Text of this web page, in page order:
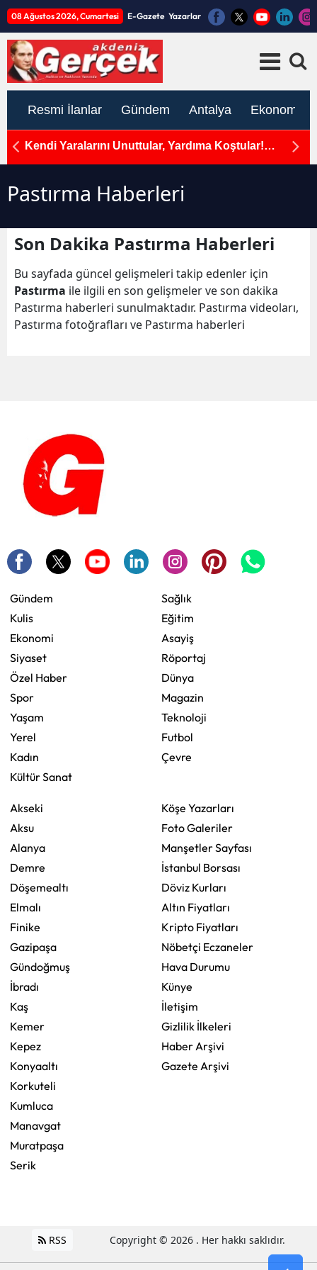
08 Ağustos 2026, Cumartesi E-Gazete Yazarlar
Resmi İlanlar Gündem Antalya Ekonomi
Kendi Yaralarını Unuttular, Yardıma Koştular!
Pastırma Haberleri
Son Dakika Pastırma Haberleri
Bu sayfada güncel gelişmeleri takip edenler için
Pastırma ile ilgili en son gelişmeler ve son dakika
Pastırma haberleri sunulmaktadır. Pastırma videoları,
Pastırma fotoğrafları ve Pastırma haberleri
Gündem
Kulis
Ekonomi
Siyaset
Özel Haber
Spor
Yaşam
Yerel
Kadın
Kültür Sanat
Sağlık
Eğitim
Asayiş
Röportaj
Dünya
Magazin
Teknoloji
Futbol
Çevre
Akseki
Aksu
Alanya
Demre
Döşemealtı
Elmalı
Finike
Gazipaşa
Gündoğmuş
İbradı
Kaş
Kemer
Kepez
Konyaaltı
Korkuteli
Kumluca
Manavgat
Muratpaşa
Serik
Köşe Yazarları
Foto Galeriler
Manşetler Sayfası
İstanbul Borsası
Döviz Kurları
Altın Fiyatları
Kripto Fiyatları
Nöbetçi Eczaneler
Hava Durumu
Künye
İletişim
Gizlilik İlkeleri
Haber Arşivi
Gazete Arşivi
RSS Copyright © 2026 . Her hakkı saklıdır.